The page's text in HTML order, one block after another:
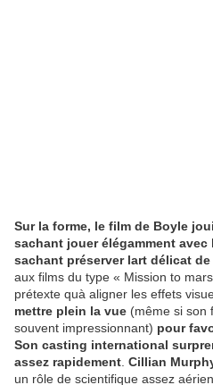
Sur la forme, le film de Boyle
sachant jouer élégamment
sachant préserver lart délicat
aux films du type « Mission to
prétexte quà aligner les effets
mettre plein la vue (même si son
souvent impressionnant) pour
Son casting international
assez rapidement Cillian
un rôle de scientifique assez aérien,